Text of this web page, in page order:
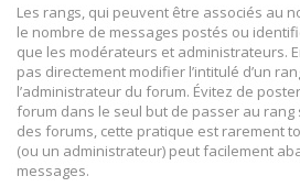
Les rangs, qui peuvent être associés au
le nombre de messages postés ou
que les modérateurs et administrateurs.
pas directement modifier l’intitulé d’un
l’administrateur du forum. Évitez de
forum dans le seul but de passer au
des forums, cette pratique est rarement
(ou un administrateur) peut facilement
messages.